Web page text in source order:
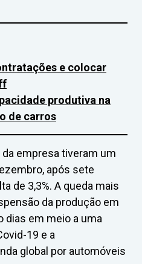
e colocar
produtiva na
de carros
empresa tiveram um
após sete
de 3,3%. A queda mais
da produção em
dias em meio a uma
19 e a
global por automóveis